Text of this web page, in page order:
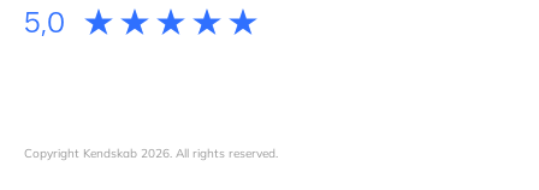
Copyright Kendskab 2026. All rights reserved.